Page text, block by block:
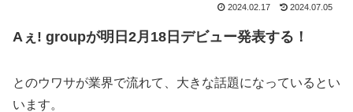
2024.02.17 2024.07.05
Aぇ! groupが明日2月18日デビュー発表する！
とのウワサが業界で流れて、大きな話題になっているとい
います。